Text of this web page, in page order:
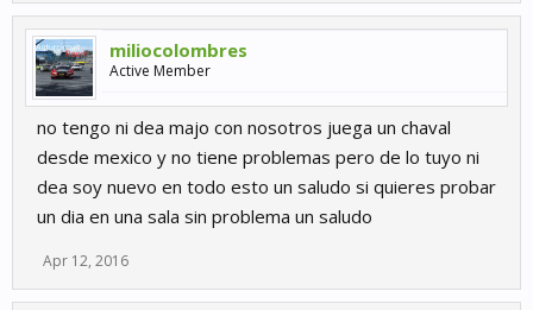
miliocolombres
Active Member
no tengo ni dea majo con nosotros juega un chaval
desde mexico y no tiene problemas pero de lo tuyo ni
dea soy nuevo en todo esto un saludo si quieres probar
un dia en una sala sin problema un saludo
Apr 12, 2016